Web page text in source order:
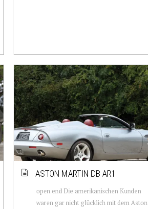
ASTON MARTIN DB AR1
open end Die amerikanischen Kunden
waren gar nicht glücklich mit dem Aston